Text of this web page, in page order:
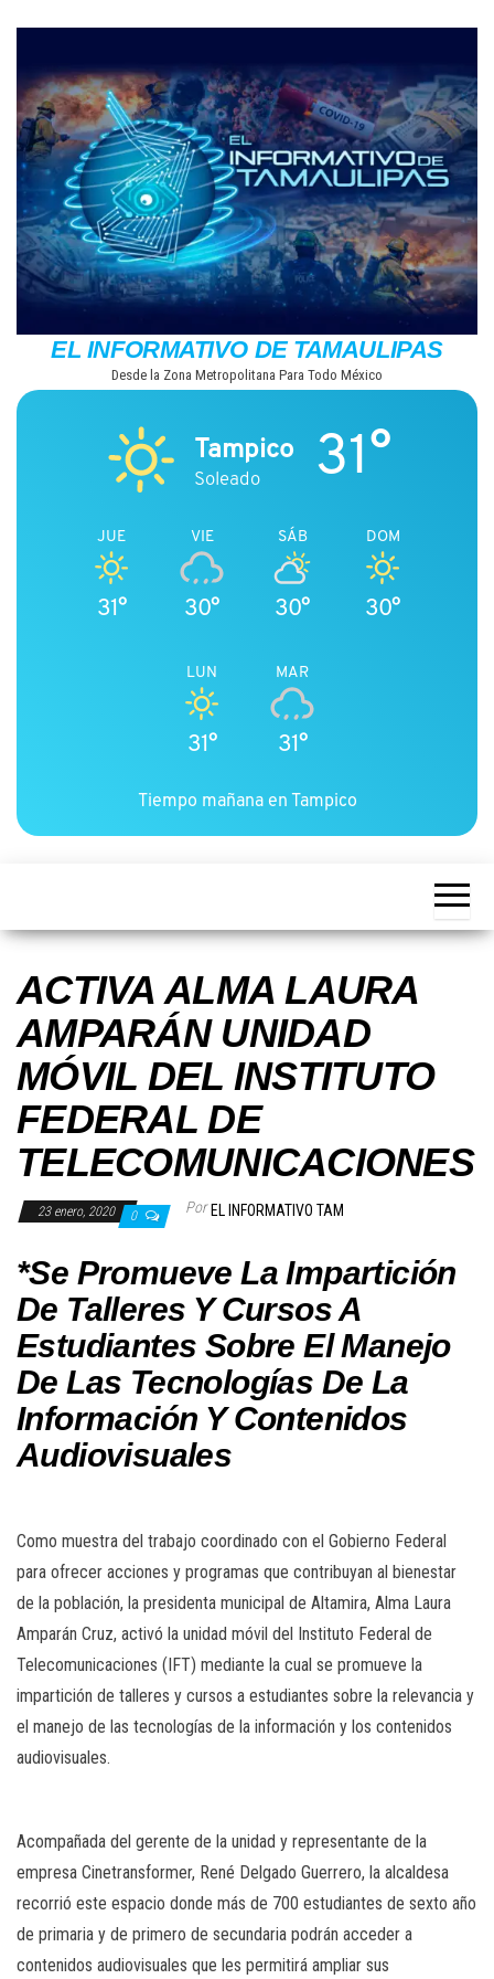
contenido
EL INFORMATIVO DE TAMAULIPAS
Desde la Zona Metropolitana Para Todo México
Tampico
Soleado 31°
JUE
31°
VIE
30°
SÁB
30°
DOM
30°
LUN
31°
MAR
31°
Tiempo mañana en Tampico
ACTIVA ALMA LAURA
AMPARÁN UNIDAD
MÓVIL DEL INSTITUTO
FEDERAL DE
TELECOMUNICACIONES
23 enero, 2020 0 Por EL INFORMATIVO TAM
*Se Promueve La Impartición
De Talleres Y Cursos A
Estudiantes Sobre El Manejo
De Las Tecnologías De La
Información Y Contenidos
Audiovisuales
Como muestra del trabajo coordinado con el Gobierno Federal
para ofrecer acciones y programas que contribuyan al bienestar
de la población, la presidenta municipal de Altamira, Alma Laura
Amparán Cruz, activó la unidad móvil del Instituto Federal de
Telecomunicaciones (IFT) mediante la cual se promueve la
impartición de talleres y cursos a estudiantes sobre la relevancia y
el manejo de las tecnologías de la información y los contenidos
audiovisuales.
Acompañada del gerente de la unidad y representante de la
empresa Cinetransformer, René Delgado Guerrero, la alcaldesa
recorrió este espacio donde más de 700 estudiantes de sexto año
de primaria y de primero de secundaria podrán acceder a
contenidos audiovisuales que les permitirá ampliar sus